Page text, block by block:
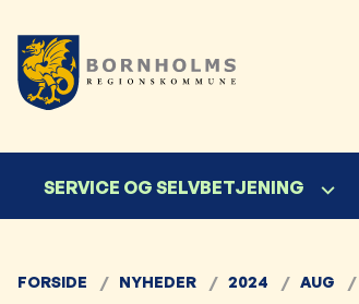
SERVICE OG SELVBETJENING
FORSIDE NYHEDER 2024 AUG